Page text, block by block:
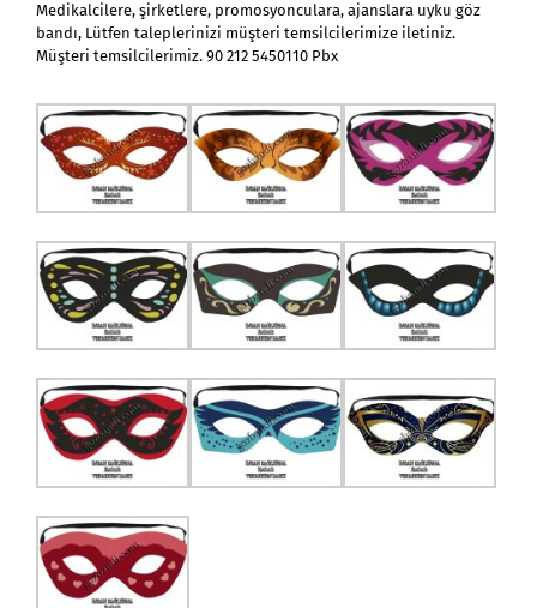
Medikalcilere, şirketlere, promosyonculara, ajanslara uyku göz
bandı, Lütfen taleplerinizi müşteri temsilcilerimize iletiniz.
Müşteri temsilcilerimiz. 90 212 5450110 Pbx